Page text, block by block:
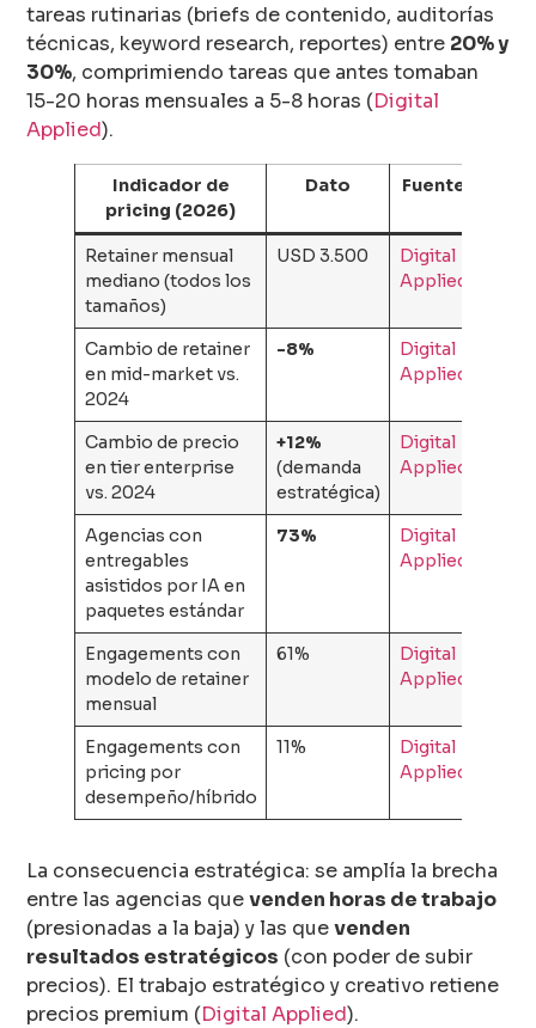
tareas rutinarias (briefs de contenido, auditorías
técnicas, keyword research, reportes) entre 20% y
30%, comprimiendo tareas que antes tomaban
15-20 horas mensuales a 5-8 horas (Digital
Applied).
Indicador de
pricing (2026)
Dato Fuente
Retainer mensual
mediano (todos los
tamaños)
USD 3.500
Digital
Applied
Cambio de retainer
en mid-market vs.
2024
-8%
Digital
Applied
Cambio de precio
en tier enterprise
vs. 2024
+12%
(demanda
estratégica)
Digital
Applied
Agencias con
entregables
asistidos por IA en
paquetes estándar
73%
Digital
Applied
Engagements con
modelo de retainer
mensual
61%
Digital
Applied
Engagements con
pricing por
desempeño/híbrido
11%
Digital
Applied
La consecuencia estratégica: se amplía la brecha
entre las agencias quevenden horas de trabajo
(presionadas a la baja) y las quevenden
resultados estratégicos (con poder de subir
precios). El trabajo estratégico y creativo retiene
precios premium (Digital Applied).